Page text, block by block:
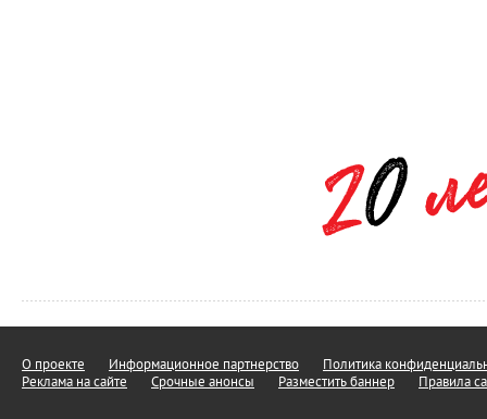
О проекте Информационное партнерство
Политика
Реклама на сайте
Срочные анонсы Разместить баннер Правила